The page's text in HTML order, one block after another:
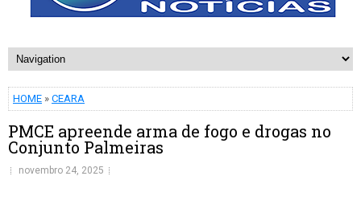
HOME » CEARA
PMCE apreende arma de fogo e drogas no
Conjunto Palmeiras
novembro 24, 2025